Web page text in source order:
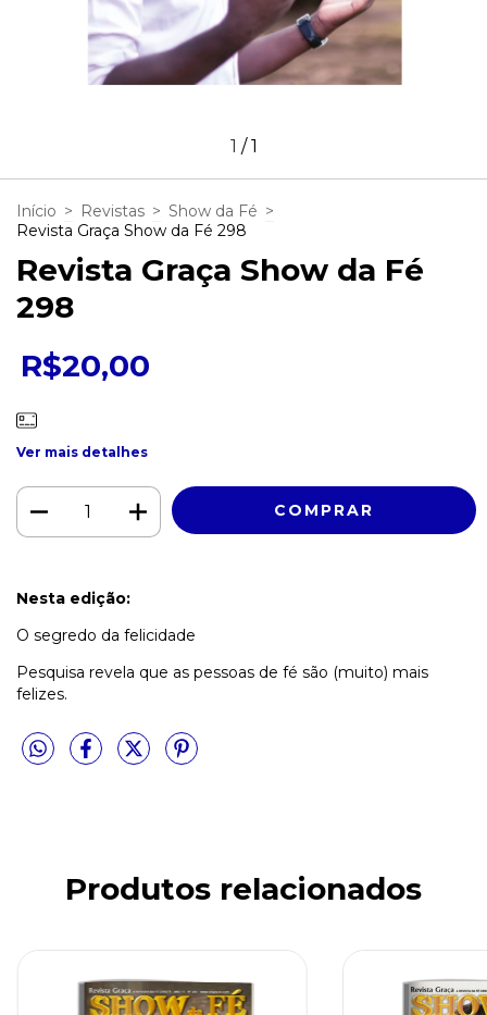
1 /1
Início > Revistas > Show da Fé >
Revista Graça Show da Fé 298
Revista Graça Show da Fé
298
R$20,00
Ver mais detalhes
Nesta edição:
O segredo da felicidade
Pesquisa revela que as pessoas de fé são (muito) mais
felizes.
Produtos relacionados